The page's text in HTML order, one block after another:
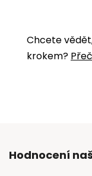
Chcete
krokem?
Hodnocení